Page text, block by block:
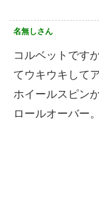
名無しさん
コルベットです
てウキウキして
ホイールスピン
ロールオーバー